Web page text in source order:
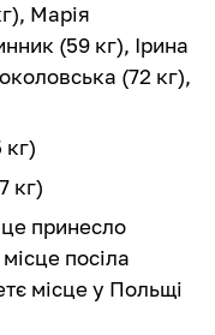
Марія
(59 кг), Ірина
(72 кг),
кг)
кг)
принесло
посіла
місце у Польщі